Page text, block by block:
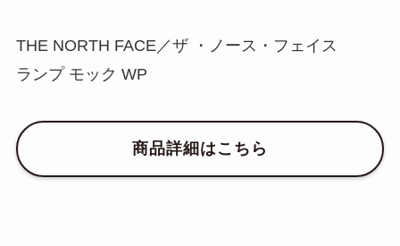
THE NORTH FACE／ザ ・ノース・フェイス
ランプ モック WP
商品詳細はこちら